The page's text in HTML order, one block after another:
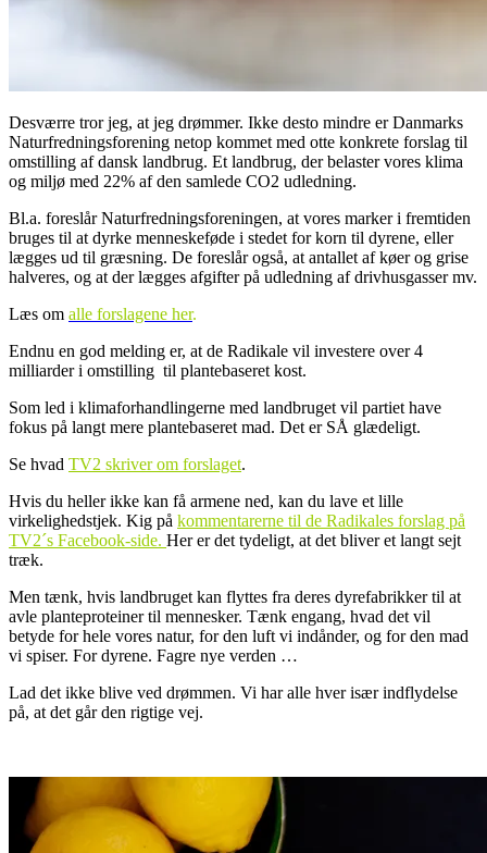
Desværre tror jeg, at jeg drømmer. Ikke desto mindre er Danmarks
Naturfredningsforening netop kommet med otte konkrete forslag til
omstilling af dansk landbrug. Et landbrug, der belaster vores klima
og miljø med 22% af den samlede CO2 udledning.
Bl.a. foreslår Naturfredningsforeningen, at vores marker i fremtiden
bruges til at dyrke menneskeføde i stedet for korn til dyrene, eller
lægges ud til græsning. De foreslår også, at antallet af køer og grise
halveres, og at der lægges afgifter på udledning af drivhusgasser mv.
Læs om alle forslagene her.
Endnu en god melding er, at de Radikale vil investere over 4
milliarder i omstilling til plantebaseret kost.
Som led i klimaforhandlingerne med landbruget vil partiet have
fokus på langt mere plantebaseret mad. Det er SÅ glædeligt.
Se hvad TV2 skriver om forslaget.
Hvis du heller ikke kan få armene ned, kan du lave et lille
virkelighedstjek. Kig på kommentarerne til de Radikales forslag på
TV2´s Facebook-side. Her er det tydeligt, at det bliver et langt sejt
træk.
Men tænk, hvis landbruget kan flyttes fra deres dyrefabrikker til at
avle planteproteiner til mennesker. Tænk engang, hvad det vil
betyde for hele vores natur, for den luft vi indånder, og for den mad
vi spiser. For dyrene. Fagre nye verden …
Lad det ikke blive ved drømmen. Vi har alle hver især indflydelse
på, at det går den rigtige vej.